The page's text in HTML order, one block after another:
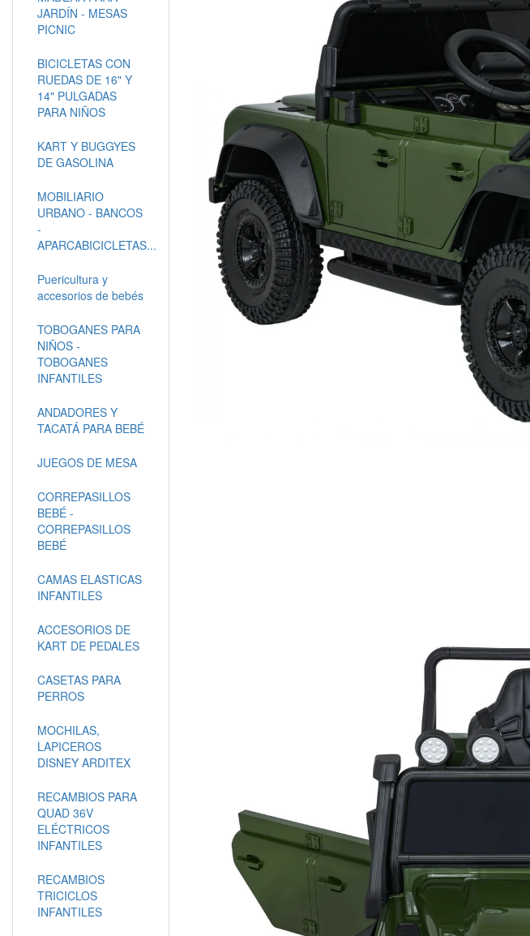
JARDÍN - MESAS
PICNIC
BICICLETAS CON
RUEDAS DE 16" Y
14" PULGADAS
PARA NIÑOS
KART Y BUGGYES
DE GASOLINA
MOBILIARIO
URBANO - BANCOS
-
APARCABICICLETAS...
Puericultura y
accesorios de bebés
TOBOGANES PARA
NIÑOS -
TOBOGANES
INFANTILES
ANDADORES Y
TACATÁ PARA BEBÉ
JUEGOS DE MESA
CORREPASILLOS
BEBÉ -
CORREPASILLOS
BEBÉ
CAMAS ELASTICAS
INFANTILES
ACCESORIOS DE
KART DE PEDALES
CASETAS PARA
PERROS
MOCHILAS,
LAPICEROS
DISNEY ARDITEX
RECAMBIOS PARA
QUAD 36V
ELÉCTRICOS
INFANTILES
RECAMBIOS
TRICICLOS
INFANTILES